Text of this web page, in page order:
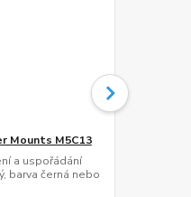
Mounts M5C13
a uspořádání
barva černá nebo